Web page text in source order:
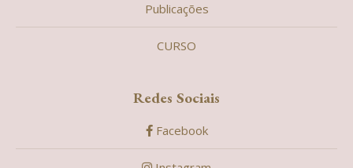
Publicações
CURSO
Redes Sociais
Facebook